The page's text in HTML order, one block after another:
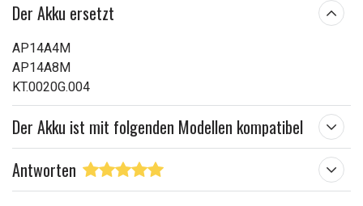
Der Akku ersetzt
AP14A4M
AP14A8M
KT.0020G.004
Der Akku ist mit folgenden Modellen kompatibel
Antworten